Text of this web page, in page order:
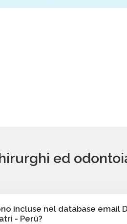
ed
incluse nel database email
- Perù?